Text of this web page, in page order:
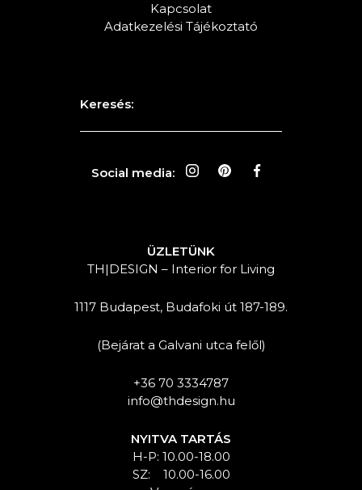
Kapcsolat
Adatkezelési Tájékoztató
Keresés:
Social media:
ÜZLETÜNK
TH|DESIGN – Interior for Living
1117 Budapest, Budafoki út 187-189.
(Bejárat a Galvani utca felől)
+36 70 3334787
info@thdesign.hu
NYITVA TARTÁS
H-P: 10.00-18.00
SZ: 10.00-16.00